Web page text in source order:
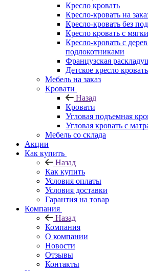
Кресло кровать
Кресло-кровать на
Кресло-кровать без
Кресло кровать с
Кресло-кровать с
подлокотниками
Французская
Детское кресло кровать
Мебель на заказ
Кровати
Назад
Кровати
Угловая подъемная
Угловая кровать с
Мебель со склада
Акции
Как купить
Назад
Как купить
Условия оплаты
Условия доставки
Гарантия на товар
Компания
Назад
Компания
О компании
Новости
Отзывы
Контакты